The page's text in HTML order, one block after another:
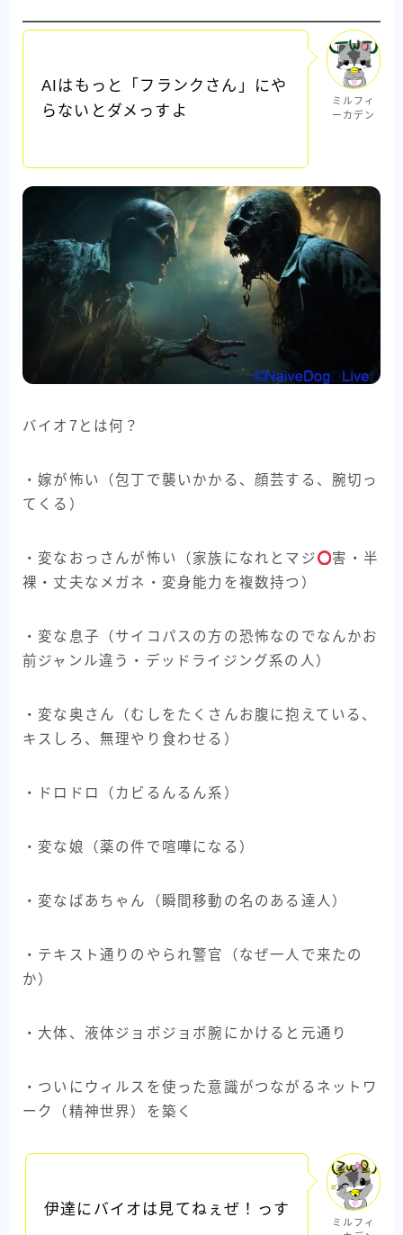
AIはもっと「フランクさん」にや
らないとダメっすよ
ミルフィ
ーカデン
バイオ7とは何？
・嫁が怖い（包丁で襲いかかる、顔芸する、腕切っ
てくる）
・変なおっさんが怖い（家族になれとマジ
害・半
裸・丈夫なメガネ・変身能力を複数持つ）
・変な息子（サイコパスの方の恐怖なのでなんかお
前ジャンル違う・デッドライジング系の人）
・変な奥さん（むしをたくさんお腹に抱えている、
キスしろ、無理やり食わせる）
・ドロドロ（カビるんるん系）
・変な娘（薬の件で喧嘩になる）
・変なばあちゃん（瞬間移動の名のある達人）
・テキスト通りのやられ警官（なぜ一人で来たの
か）
・大体、液体ジョボジョボ腕にかけると元通り
・ついにウィルスを使った意識がつながるネットワ
ーク（精神世界）を築く
伊達にバイオは見てねぇぜ！っす
ミルフィ